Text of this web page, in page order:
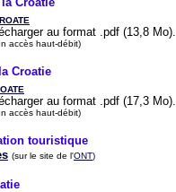
au format .pdf (13,8 Mo).
accès haut-débit)
Croatie
au format .pdf (17,3 Mo).
accès haut-débit)
touristique
(sur le site de l'ONT)